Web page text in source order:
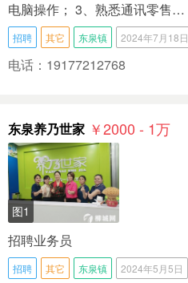
电脑操作； 3、熟悉通讯零售…
招聘 其它 东泉镇 2024年7月18日
电话：19177212768
东泉养乃世家 ￥2000 - 1万
图1
招聘业务员
招聘 其它 东泉镇 2024年5月5日